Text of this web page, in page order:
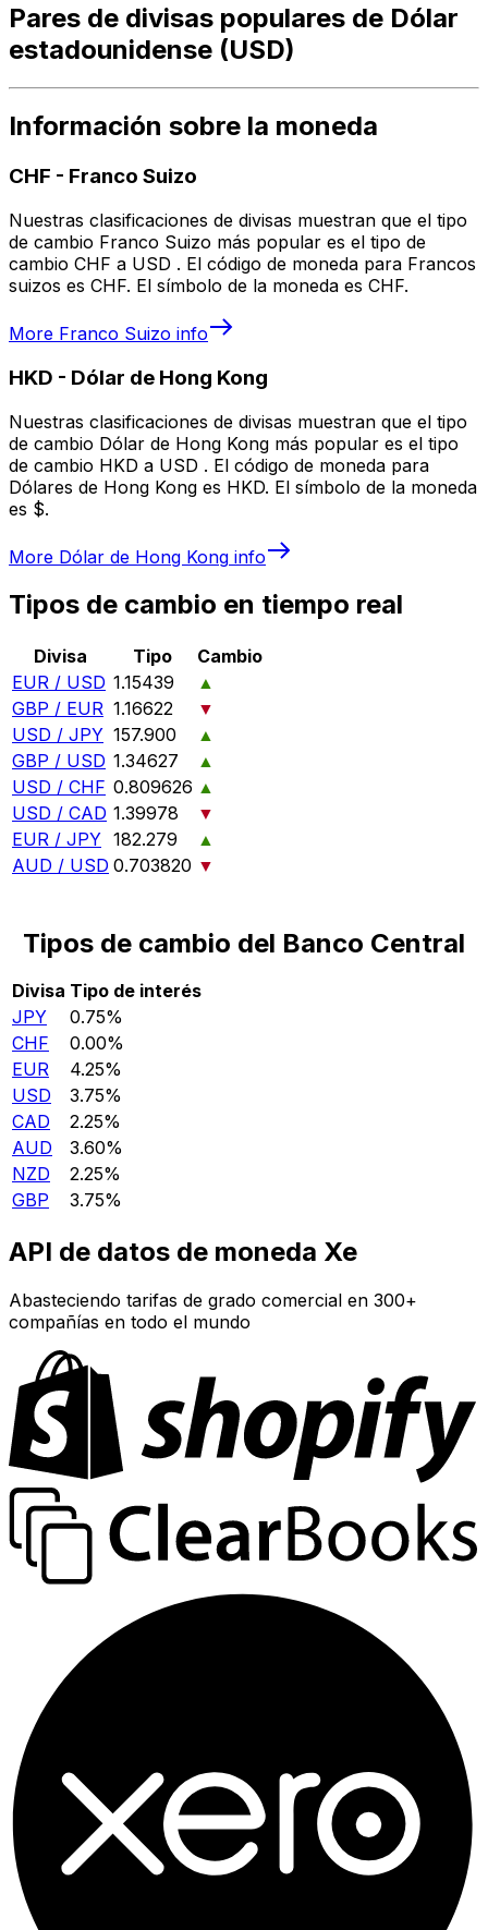
Pares de divisas populares de Dólar
estadounidense (USD)
Información sobre la moneda
CHF - Franco Suizo
Nuestras clasificaciones de divisas muestran que el tipo
de cambio Franco Suizo más popular es el tipo de
cambio CHF a USD . El código de moneda para Francos
suizos es CHF. El símbolo de la moneda es CHF.
More Franco Suizo info
HKD - Dólar de Hong Kong
Nuestras clasificaciones de divisas muestran que el tipo
de cambio Dólar de Hong Kong más popular es el tipo
de cambio HKD a USD . El código de moneda para
Dólares de Hong Kong es HKD. El símbolo de la moneda
es $.
More Dólar de Hong Kong info
Tipos de cambio en tiempo real
Divisa Tipo
Cambio
EUR / USD 1.15439
▲
GBP / EUR 1.16622
▼
USD / JPY 157.900
▲
GBP / USD 1.34627
▲
USD / CHF 0.809626 ▲
USD / CAD 1.39978
▼
EUR / JPY 182.279
▲
AUD / USD 0.703820 ▼
Tipos de cambio del Banco Central
Divisa Tipo de interés
JPY
0.75%
CHF
0.00%
EUR
4.25%
USD
3.75%
CAD
2.25%
AUD
3.60%
NZD
2.25%
GBP
3.75%
API de datos de moneda Xe
Abasteciendo tarifas de grado comercial en 300+
compañías en todo el mundo